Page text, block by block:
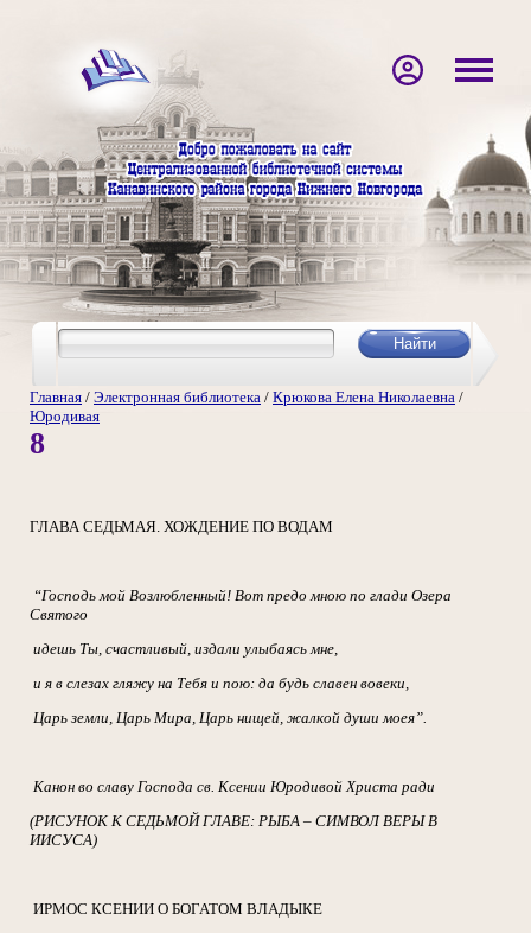
Главная / Электронная библиотека / Крюкова Елена Николаевна /
Юродивая
8
ГЛАВА СЕДЬМАЯ. ХОЖДЕНИЕ ПО ВОДАМ
“Господь мой Возлюбленный! Вот предо мною по глади Озера
Святого
идешь Ты, счастливый, издали улыбаясь мне,
и я в слезах гляжу на Тебя и пою: да будь славен вовеки,
Царь земли, Царь Мира, Царь нищей, жалкой души моея”.
Канон во славу Господа св. Ксении Юродивой Христа ради
(РИСУНОК К СЕДЬМОЙ ГЛАВЕ: РЫБА – СИМВОЛ ВЕРЫ В
ИИСУСА)
ИРМОС КСЕНИИ О БОГАТОМ ВЛАДЫКЕ